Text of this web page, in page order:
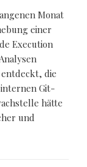
Monat
einer
Execution
die
Git-
hätte
und